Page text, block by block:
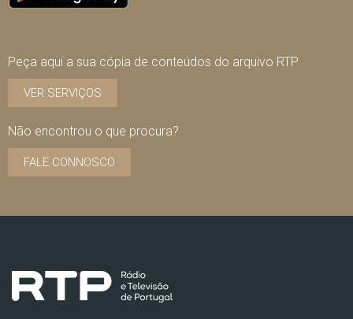
Peça aqui a sua cópia de conteúdos do arquivo RTP
VER SERVIÇOS
Não encontrou o que procura?
FALE CONNOSCO